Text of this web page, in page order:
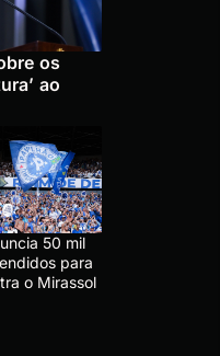
os
ao
50 mil
para
o Mirassol